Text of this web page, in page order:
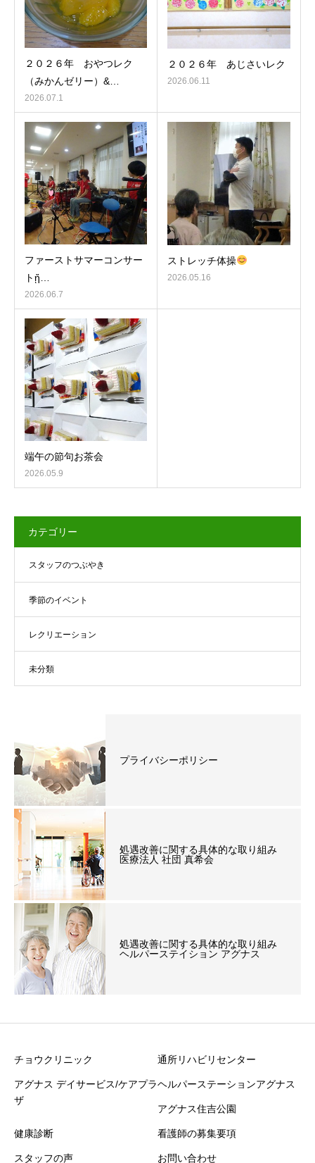
２０２６年 おやつレク
（みかんゼリー）&…
2026.07.1
２０２６年 あじさいレク
2026.06.11
ファーストサマーコンサー
トᾔ…
2026.06.7
ストレッチ体操
2026.05.16
端午の節句お茶会
2026.05.9
カテゴリー
スタッフのつぶやき
季節のイベント
レクリエーション
未分類
プライバシーポリシー
処遇改善に関する具体的な取り組み
医療法人 社団 真希会
処遇改善に関する具体的な取り組み
ヘルパーステイション アグナス
チョウクリニック 通所リハビリセンター
アグナス デイサービス/ケアプラ
ザ
ヘルパーステーションアグナス
アグナス住吉公園
健康診断 看護師の募集要項
スタッフの声 お問い合わせ